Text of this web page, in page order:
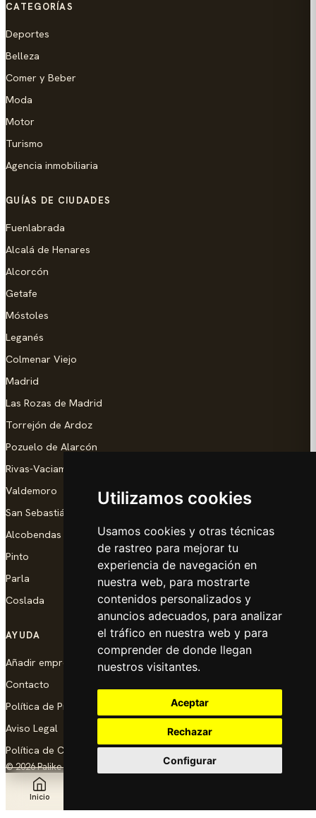
Utilizamos cookies
Usamos cookies y otras técnicas
de rastreo para mejorar tu
experiencia de navegación en
nuestra web, para mostrarte
contenidos personalizados y
anuncios adecuados, para analizar
el tráfico en nuestra web y para
comprender de donde llegan
nuestros visitantes.
Aceptar
Rechazar
Configurar
CATEGORÍAS
Deportes
Belleza
Comer y Beber
Moda
Motor
Turismo
Agencia inmobiliaria
GUÍAS DE CIUDADES
Fuenlabrada
Alcalá de Henares
Alcorcón
Getafe
Móstoles
Leganés
Colmenar Viejo
Madrid
Las Rozas de Madrid
Torrejón de Ardoz
Pozuelo de Alarcón
Rivas-Vaciamadrid
Valdemoro
San Sebastián de los Reyes
Alcobendas
Pinto
Parla
Coslada
AYUDA
Añadir empresa
Contacto
Política de Privacidad
Aviso Legal
Política de Cookies
© 2026 Palike Networks, S.L.U. Hecho con cariño en Coslada
Inicio